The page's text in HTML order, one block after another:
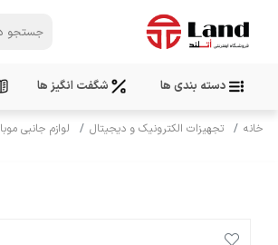
دسته بندی ها شگفت انگیز ها
خانه تجهیزات الکترونیک و دیجیتال لوازم جانبی